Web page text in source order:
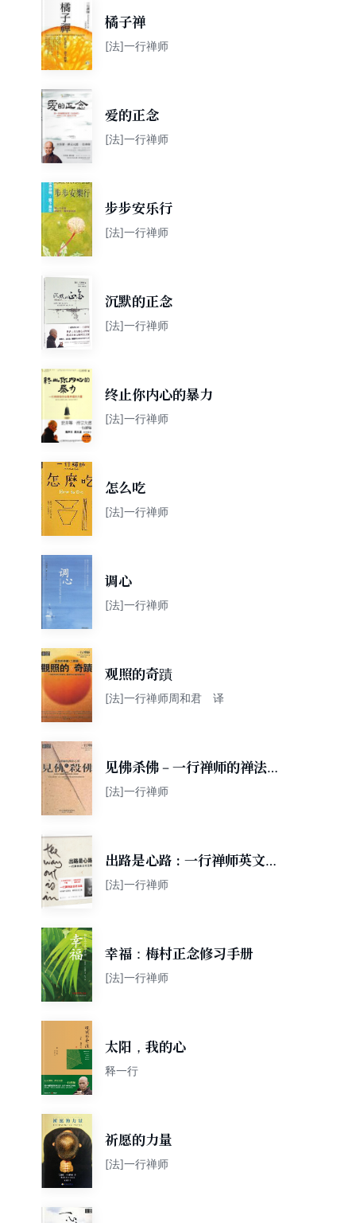
橘子禅
[法]一行禅师
爱的正念
[法]一行禅师
步步安乐行
[法]一行禅师
沉默的正念
[法]一行禅师
终止你内心的暴力
[法]一行禅师
怎么吃
[法]一行禅师
调心
[法]一行禅师
观照的奇蹟
[法]一行禅师周和君 译
见佛杀佛－一行禅师的禅法心
要
[法]一行禅师
出路是心路 : 一行禅师英文书
法集
[法]一行禅师
幸福：梅村正念修习手册
[法]一行禅师
太阳，我的心
释一行
祈愿的力量
[法]一行禅师